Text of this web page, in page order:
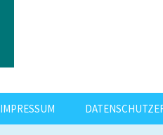
IMPRESSUM